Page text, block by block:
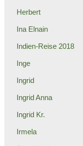
Herbert
Ina Elnain
Indien-Reise 2018
Inge
Ingrid
Ingrid Anna
Ingrid Kr.
Irmela